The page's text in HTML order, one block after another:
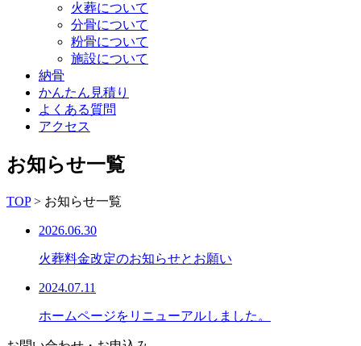
火葬について
分骨について
粉骨について
施設について
納骨
かんたん見積り
よくある質問
アクセス
お知らせ一覧
TOP> お知らせ一覧
2026.06.30
火葬料金改定のお知らせとお願い
2024.07.11
ホームページをリニューアルしました。